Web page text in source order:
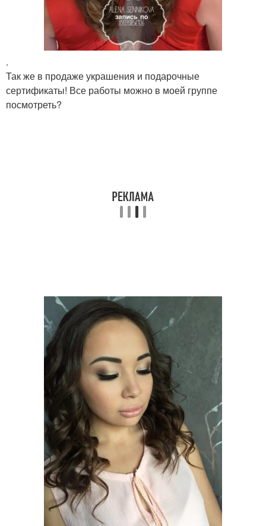
.
Так же в продаже украшения и подарочные
сертификаты! Все работы можно в моей группе
посмотреть?